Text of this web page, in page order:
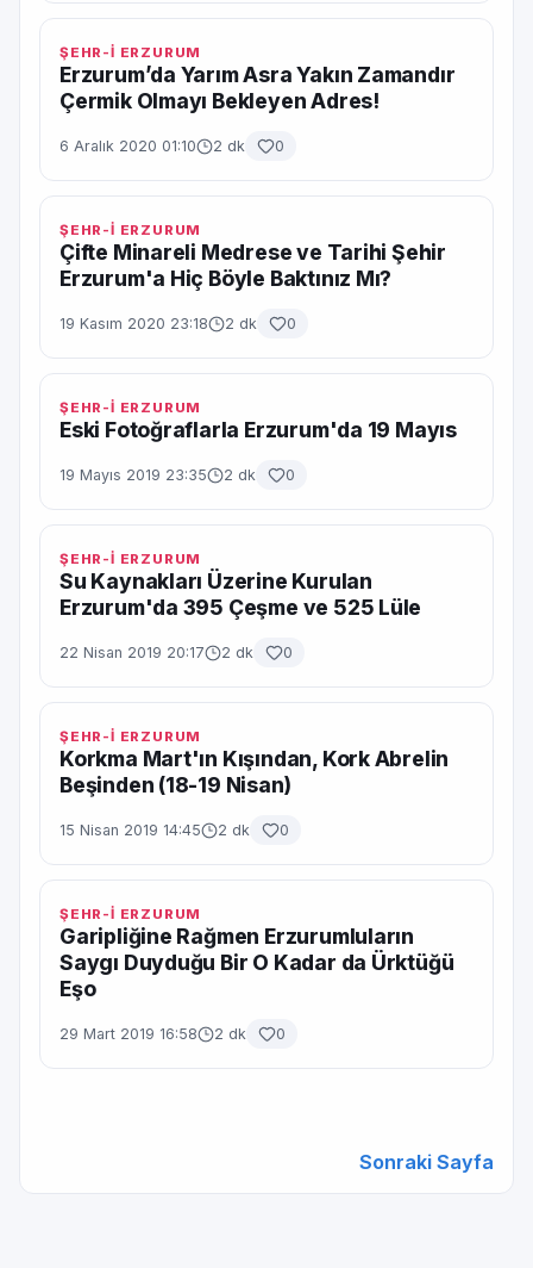
ŞEHR-İ ERZURUM
Erzurum’da Yarım Asra Yakın Zamandır
Çermik Olmayı Bekleyen Adres!
6 Aralık 2020 01:10 2 dk 0
ŞEHR-İ ERZURUM
Çifte Minareli Medrese ve Tarihi Şehir
Erzurum'a Hiç Böyle Baktınız Mı?
19 Kasım 2020 23:18 2 dk 0
ŞEHR-İ ERZURUM
Eski Fotoğraflarla Erzurum'da 19 Mayıs
19 Mayıs 2019 23:35 2 dk 0
ŞEHR-İ ERZURUM
Su Kaynakları Üzerine Kurulan
Erzurum'da 395 Çeşme ve 525 Lüle
22 Nisan 2019 20:17 2 dk 0
ŞEHR-İ ERZURUM
Korkma Mart'ın Kışından, Kork Abrelin
Beşinden (18-19 Nisan)
15 Nisan 2019 14:45 2 dk 0
ŞEHR-İ ERZURUM
Garipliğine Rağmen Erzurumluların
Saygı Duyduğu Bir O Kadar da Ürktüğü
Eşo
29 Mart 2019 16:58 2 dk 0
Sonraki Sayfa